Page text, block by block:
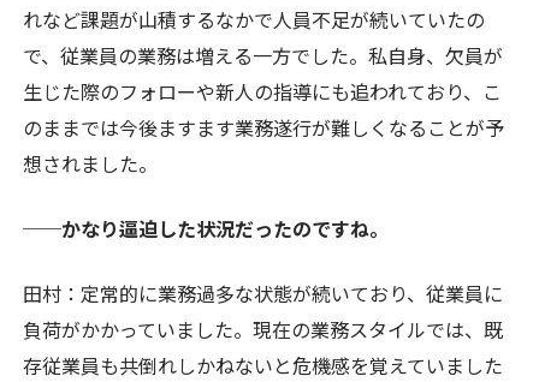
れなど課題が山積するなかで人員不足が続いていたの
で、従業員の業務は増える一方でした。私自身、欠員が
生じた際のフォローや新人の指導にも追われており、こ
のままでは今後ますます業務遂行が難しくなることが予
想されました。
──かなり逼迫した状況だったのですね。
田村：定常的に業務過多な状態が続いており、従業員に
負荷がかかっていました。現在の業務スタイルでは、既
存従業員も共倒れしかねないと危機感を覚えていました